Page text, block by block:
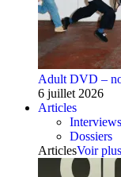
Adult DVD –
6 juillet 2026
Articles
Interviews
Dossiers
ArticlesVoir plus